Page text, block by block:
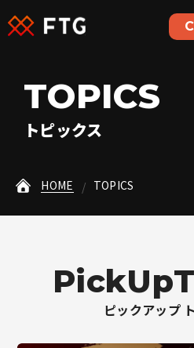
お気軽にお問い合わせください。
採用・応募はこちら
Home
Business
TOPICS
トピックス
HOME TOPICS
PickUpT
ピックアップ